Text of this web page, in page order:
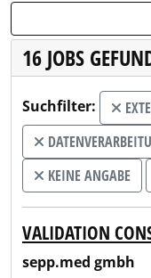
16 JOBS
Suchfilter:
KEINE ANGABE
VALIDATION
sepp.med gmbh